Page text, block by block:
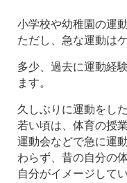
小学校や幼稚園の運
ただし、急な運動は
多少、過去に運動経
ます。
久しぶりに運動をし
若い頃は、体育の授
運動会などで急に運
わらず、昔の自分の
自分がイメージして